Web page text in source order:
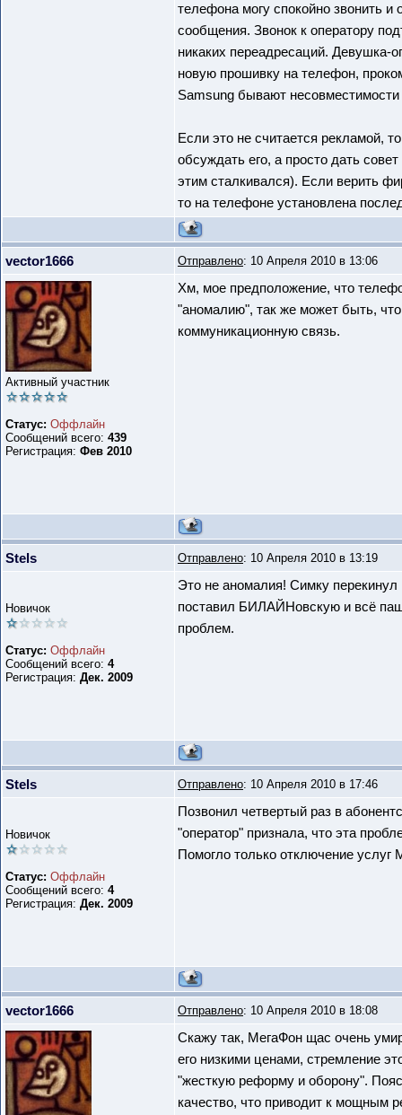
телефона могу спокойно звонить
сообщения. Звонок к оператору
никаких переадресаций. Девушка-
новую прошивку на телефон,
Samsung бывают
Если это не считается рекламой,
обсуждать его, а просто дать
этим сталкивался). Если верить
то на телефоне установлена
vector1666 Отправлено: 10 Апреля 2010 в 13:06
Активный участник
Статус: Оффлайн
Сообщений всего: 439
Регистрация: Фев 2010
Хм, мое предположение, что
"аномалию", так же может быть,
коммуникационную связь.
Stels Отправлено: 10 Апреля 2010 в 13:19
Новичок
Статус: Оффлайн
Сообщений всего: 4
Регистрация: Дек. 2009
Это не аномалия! Симку
поставил БИЛАЙНовскую и всё
проблем.
Stels Отправлено: 10 Апреля 2010 в 17:46
Новичок
Статус: Оффлайн
Сообщений всего: 4
Регистрация: Дек. 2009
Позвонил четвертый раз в
"оператор" признала, что эта
Помогло только отключение услуг
vector1666 Отправлено: 10 Апреля 2010 в 18:08
Скажу так, МегаФон щас очень
его низкими ценами, стремление
"жесткую реформу и оборону".
качество, что приводит к мощным